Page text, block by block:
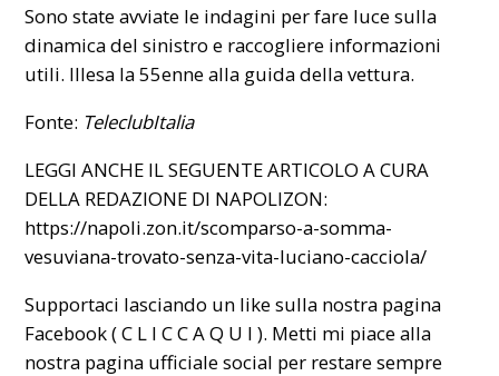
Sono state avviate le indagini per fare luce sulla
dinamica del sinistro e raccogliere informazioni
utili. Illesa la 55enne alla guida della vettura.
Fonte: TeleclubItalia
LEGGI ANCHE IL SEGUENTE ARTICOLO A CURA
DELLA REDAZIONE DI NAPOLIZON:
https://napoli.zon.it/scomparso-a-somma-
vesuviana-trovato-senza-vita-luciano-cacciola/
Supportaci lasciando un like sulla nostra pagina
Facebook ( C L I C C AQ U I). Metti mi piace alla
nostra pagina ufficiale social per restare sempre